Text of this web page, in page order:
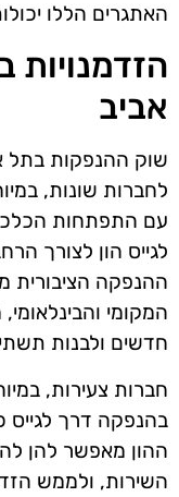
האתגרים הללו
אביב
שוק ההנפקות בתל
לחברות שונות,
עם התפתחות
לגייס הון לצורך
ההנפקה הציבורית
המקומי
חדשים ולבנות
חברות צעירות,
בהנפקה דרך לגייס
ההון מאפשר להן
השירות, ולממש